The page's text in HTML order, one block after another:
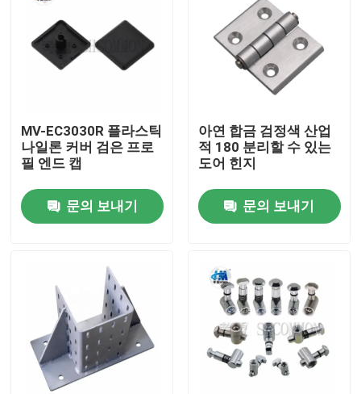
홈
접촉
제품 소개
MV-EC3030R 플라스틱
나일론 커버 검은 프로
필 엔드 캡
문의 보내기
아연 합금 검정색 산업
적 180 분리할 수 있는
도어 힌지
문의 보내기